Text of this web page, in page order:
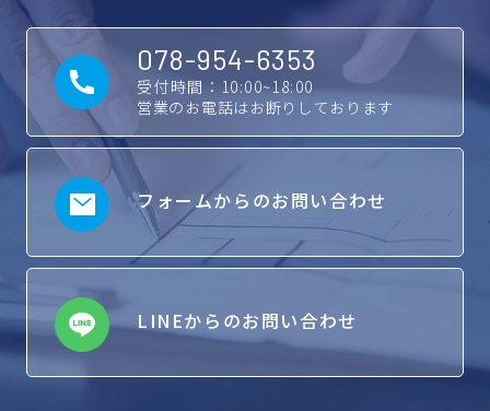
078-954-6353
受付時間：10:00~18:00
営業のお電話はお断りしております
フォームからのお問い合わせ
LINEからのお問い合わせ